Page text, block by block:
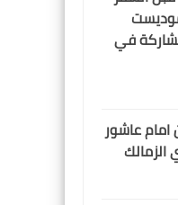
في
عاشور
الزمالك